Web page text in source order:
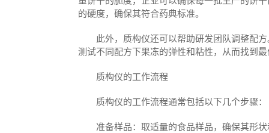
的硬度，确保其符合药典标准。
此外，质构仪还可以帮助研发团队调整配方
测试不同配方下果冻的弹性和粘性，从而找到
质构仪的工作流程
质构仪的工作流程通常包括以下几个步骤：
准备样品：取适量的食品样品，确保其形状